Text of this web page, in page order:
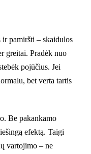
ir pamiršti – skaidulos
greitai. Pradėk nuo
pojūčius. Jei
bet verta tartis
Be pakankamo
efektą. Taigi
vartojimo – ne